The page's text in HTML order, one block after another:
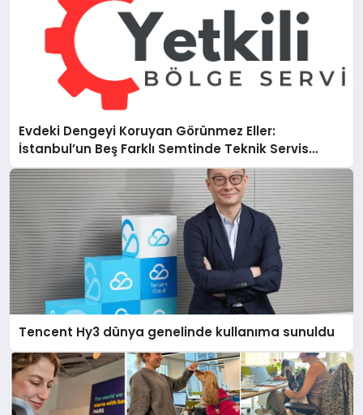
Evdeki Dengeyi Koruyan Görünmez Eller:
İstanbul’un Beş Farklı Semtinde Teknik Servis
Gerçeği
Tencent Hy3 dünya genelinde kullanıma sunuldu